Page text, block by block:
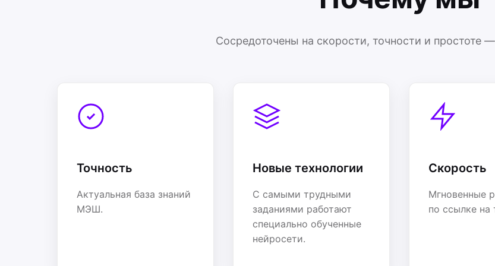
Сосредоточены на скорости, точности и простоте
Точность
Актуальная база знаний
МЭШ.
Новые технологии
С самыми трудными
заданиями работают
специально обученные
нейросети.
Скорость
Мгновенные
по ссылке на